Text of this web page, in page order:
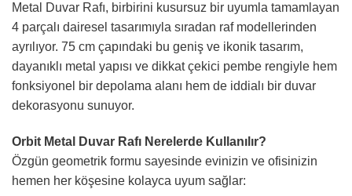
Metal Duvar Rafı, birbirini kusursuz bir uyumla tamamlayan
4 parçalı dairesel tasarımıyla sıradan raf modellerinden
ayrılıyor. 75 cm çapındaki bu geniş ve ikonik tasarım,
dayanıklı metal yapısı ve dikkat çekici pembe rengiyle hem
fonksiyonel bir depolama alanı hem de iddialı bir duvar
dekorasyonu sunuyor.
Orbit Metal Duvar Rafı Nerelerde Kullanılır?
Özgün geometrik formu sayesinde evinizin ve ofisinizin
hemen her köşesine kolayca uyum sağlar: